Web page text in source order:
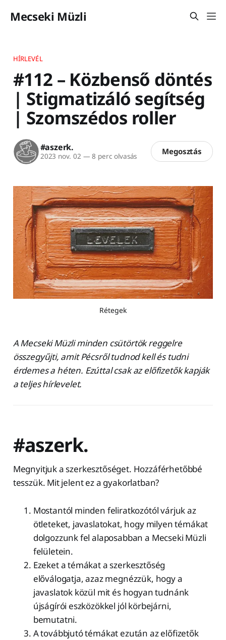
Mecseki Müzli
HÍRLEVÉL
#112 – Közbenső döntés
| Stigmatizáló segítség
| Szomszédos roller
#aszerk.
2023 nov. 02 — 8 perc olvasás Megosztás
Rétegek
A Mecseki Müzli minden csütörtök reggelre
összegyűjti, amit Pécsről tudnod kell és tudni
érdemes a héten. Ezúttal csak az előfizetők kapják
a teljes hírlevelet.
#aszerk.
Megnyitjuk a szerkesztőséget. Hozzáférhetőbbé
tesszük. Mit jelent ez a gyakorlatban?
Mostantól minden feliratkozótól várjuk az
ötleteket, javaslatokat, hogy milyen témákat
dolgozzunk fel alaposabban a Mecseki Müzli
felületein.
Ezeket a témákat a szerkesztőség
előválogatja, azaz megnézzük, hogy a
javaslatok közül mit és hogyan tudnánk
újságírói eszközökkel jól körbejárni,
bemutatni.
A továbbjutó témákat ezután az előfizetők